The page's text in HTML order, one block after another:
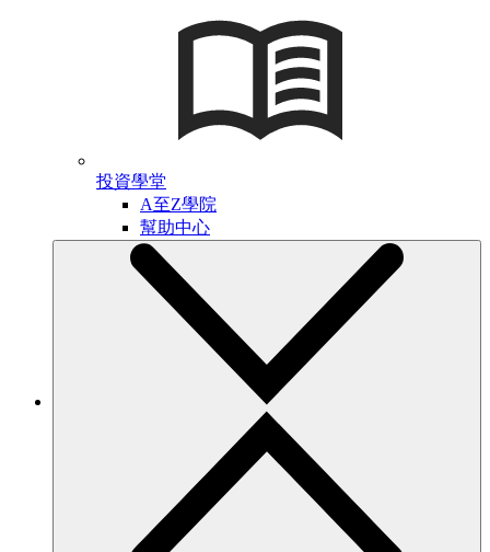
投資學堂
A至Z學院
幫助中心